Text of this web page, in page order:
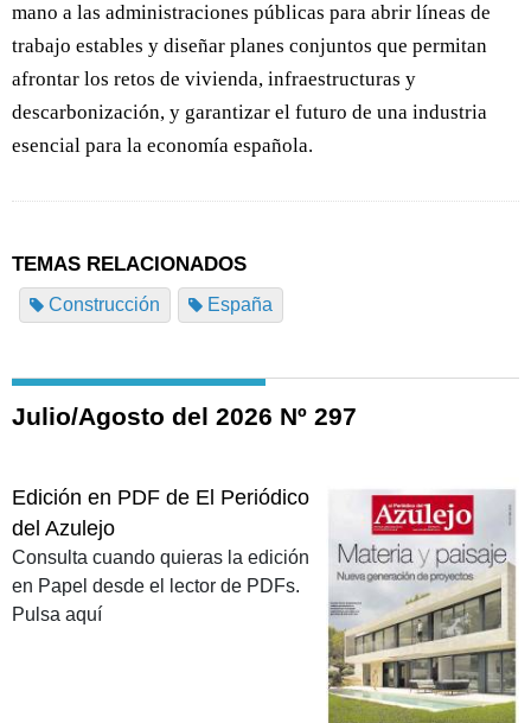
mano a las administraciones públicas para abrir líneas de
trabajo estables y diseñar planes conjuntos que permitan
afrontar los retos de vivienda, infraestructuras y
descarbonización, y garantizar el futuro de una industria
esencial para la economía española.
TEMAS RELACIONADOS
Construcción España
Julio/Agosto del 2026 Nº 297
Edición en PDF de El Periódico
del Azulejo
Consulta cuando quieras la edición
en Papel desde el lector de PDFs.
Pulsa aquí